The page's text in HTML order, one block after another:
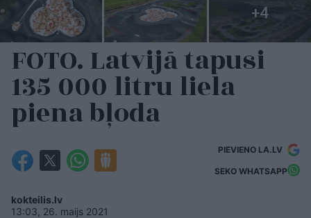
FOTO. Latvijā tapusi
135 000 litru liela
piena bļoda
PIEVIENO LA.LV
SEKO WHATSAPP
kokteilis.lv
13:03, 26. maijs 2021